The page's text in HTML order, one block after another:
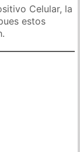
Celular, la
estos